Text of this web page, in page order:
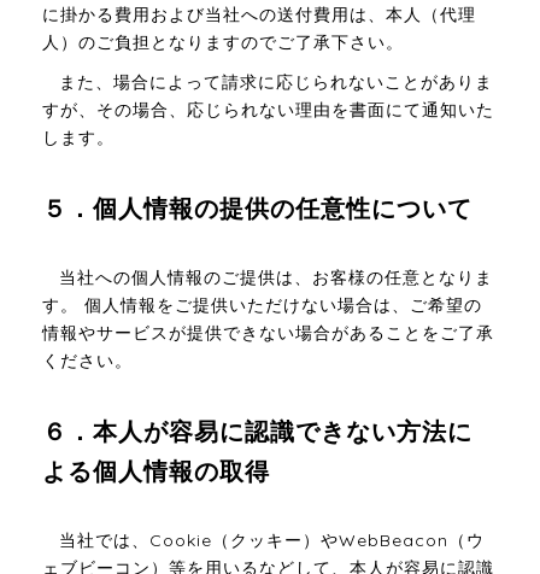
に掛かる費用および当社への送付費用は、本人（代理
人）のご負担となりますのでご了承下さい。
また、場合によって請求に応じられないことがありま
すが、その場合、応じられない理由を書面にて通知いた
します。
５．個人情報の提供の任意性について
当社への個人情報のご提供は、お客様の任意となりま
す。 個人情報をご提供いただけない場合は、ご希望の
情報やサービスが提供できない場合があることをご了承
ください。
６．本人が容易に認識できない方法に
よる個人情報の取得
当社では、Cookie（クッキー）やWebBeacon（ウ
ェブビーコン）等を用いるなどして、本人が容易に認識